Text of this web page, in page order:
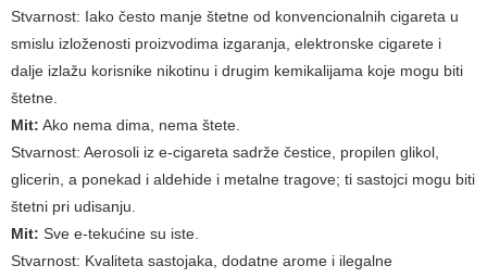
Stvarnost: Iako često manje štetne od konvencionalnih cigareta u
smislu izloženosti proizvodima izgaranja, elektronske cigarete i
dalje izlažu korisnike nikotinu i drugim kemikalijama koje mogu biti
štetne.
Mit: Ako nema dima, nema štete.
Stvarnost: Aerosoli iz e-cigareta sadrže čestice, propilen glikol,
glicerin, a ponekad i aldehide i metalne tragove; ti sastojci mogu biti
štetni pri udisanju.
Mit: Sve e-tekućine su iste.
Stvarnost: Kvaliteta sastojaka, dodatne arome i ilegalne